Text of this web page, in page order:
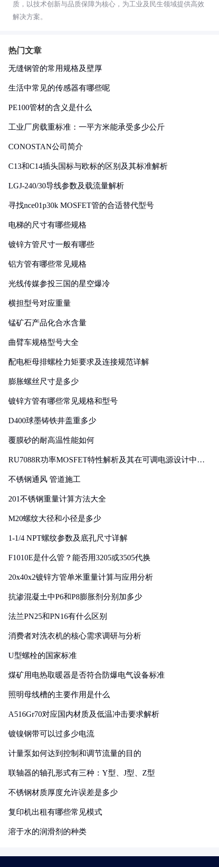
质，以技术创新与品质保障为核心，为工业及民生领域提供高效
解决方案。
热门文章
无缝钢管的常用规格及壁厚
生活中常见的传感器有哪些呢
PE100管材的含义是什么
工业厂房载重标准：一平方米能承受多少公斤
CONOSTAN公司简介
C13和C14插头国标与欧标的区别及其标准解析
LGJ-240/30导线参数及载流量解析
寻找nce01p30k MOSFET管的合适替代型号
电梯的尺寸有哪些规格
镀锌方管尺寸一般有哪些
铝方管有哪些常见规格
光线传媒参投三国的星空爆冷
横担型号对应重量
锰矿石产品化合水含量
曲臂车规格型号大全
配电柜母排螺栓力矩要求及连接规范详解
膨胀螺丝尺寸是多少
镀锌方管有哪些常见规格和型号
D400球墨铸铁井盖重多少
覆膜砂的耐高温性能如何
RU7088R功率MOSFET特性解析及其在可调电源设计中的
不锈钢通风 管道施工
201不锈钢重量计算方法大全
M20螺纹大径和小径是多少
1-1/4 NPT螺纹参数及底孔尺寸详解
F1010E是什么管？能否用3205或3505代换
20x40x2镀锌方管单米重量计算与应用分析
抗渗混凝土中P6和P8膨胀剂分别加多少
法兰PN25和PN16有什么区别
消费者对洗衣机的核心需求调研与分析
U型螺栓的国家标准
煤矿用电热取暖器是否符合防爆电气设备标准
照明母线槽的主要作用是什么
A516Gr70对应国内材质及低温冲击要求解析
镀镍钢带可以过多少电流
计量泵如何达到控制和调节流量的目的
联轴器的轴孔形式有三种：Y型、J型、Z型
不锈钢材质厚度允许误差是多少
复印机出租有哪些常见模式
溶于水的润滑剂的种类